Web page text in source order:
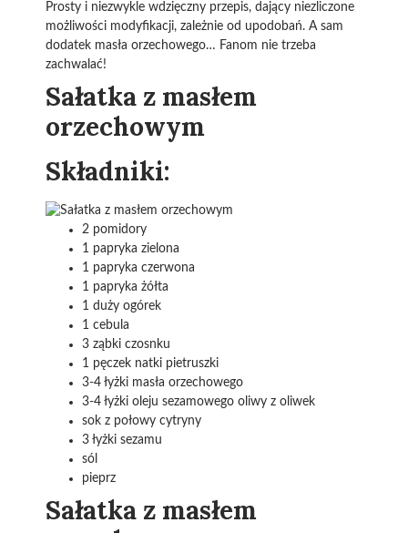
Prosty i niezwykle wdzięczny przepis, dający niezliczone
możliwości modyfikacji, zależnie od upodobań. A sam
dodatek masła orzechowego… Fanom nie trzeba
zachwalać!
Sałatka z masłem
orzechowym
Składniki:
2 pomidory
1 papryka zielona
1 papryka czerwona
1 papryka żółta
1 duży ogórek
1 cebula
3 ząbki czosnku
1 pęczek natki pietruszki
3-4 łyżki masła orzechowego
3-4 łyżki oleju sezamowego oliwy z oliwek
sok z połowy cytryny
3 łyżki sezamu
sól
pieprz
Sałatka z masłem